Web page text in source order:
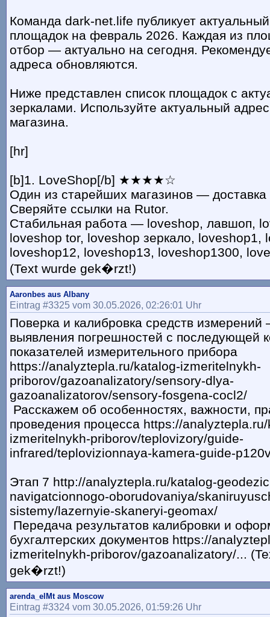
Команда dark-net.life публикует
площадок на февраль 2026. Каждая из
отбор — актуально на сегодня.
адреса обновляются.
Ниже представлен список площадок с
зеркалами. Используйте актуальный
магазина.
[hr]
[b]1. LoveShop[/b] ★★★★☆
Один из старейших магазинов — доставка
Сверяйте ссылки на Rutor.
Стабильная работа — loveshop, лавшоп,
loveshop tor, loveshop зеркало, loveshop1,
loveshop12, loveshop13, loveshop1300,
(Text wurde gek�rzt!)
Aaronbes aus Albany
Eintrag #3325 vom 30.05.2026, 02:26:01 Uhr
Поверка и калибровка средств измерений
выявления погрешностей с последующей
показателей измерительного прибора
https://analyztepla.ru/katalog-izmeritelnykh-
priborov/gazoanalizatory/sensory-dlya-
gazoanalizatorov/sensory-fosgena-cocl2/
Расскажем об особенностях, важности,
проведения процесса https://
izmeritelnykh-priborov/teplovizory/guide-
infrared/teplovizionnaya-kamera-guide-
Этап 7 http://analyztepla.ru/katalog-
navigatcionnogo-oborudovaniya/
sistemy/lazernyie-skaneryi-geomax/
Передача результатов калибровки и
бухгалтерских документов https://
izmeritelnykh-priborov/gazoanalizatory/...
gek�rzt!)
arenda_elMt aus Moscow
Eintrag #3324 vom 30.05.2026, 01:59:26 Uhr